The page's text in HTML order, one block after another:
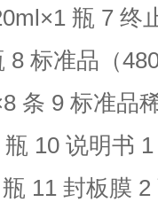
×1 瓶 7 终
8 标准品（
8 条 9 标准品
瓶 10 说明书
瓶 11 封板膜 2